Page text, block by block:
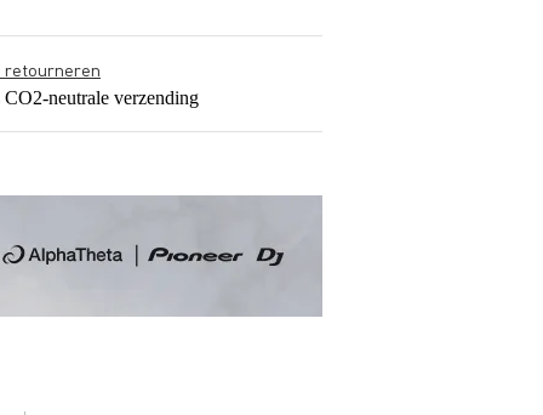
retourneren
CO2-neutrale verzending